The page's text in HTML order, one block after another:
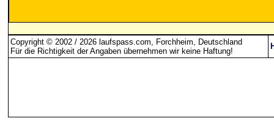
Copyright © 2002 / 2026 laufspass.com, Forchheim, Deutschland
Für die Richtigkeit der Angaben übernehmen wir keine Haftung!